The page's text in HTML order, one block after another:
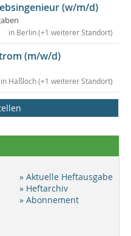
(w/m/d)
in Berlin (+1 weiterer Standort)
(m/w/d)
in Haßloch (+1 weiterer Standort)
» Aktuelle Heftausgabe
» Heftarchiv
» Abonnement